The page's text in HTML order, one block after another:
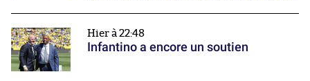
Hier à 22:48
Infantino a encore un soutien